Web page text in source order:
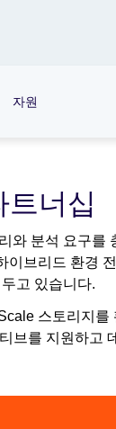
자원
너십
와 분석 요구를
브리드 환경
고 있습니다.
스토리지를
브를 지원하고